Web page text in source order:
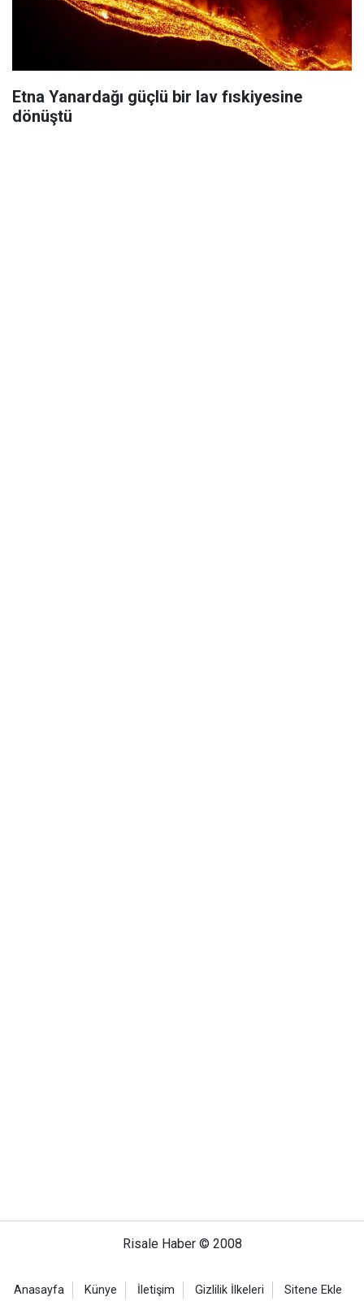
Etna Yanardağı güçlü bir lav fıskiyesine
dönüştü
Risale Haber © 2008
Anasayfa Künye İletişim Gizlilik İlkeleri Sitene Ekle